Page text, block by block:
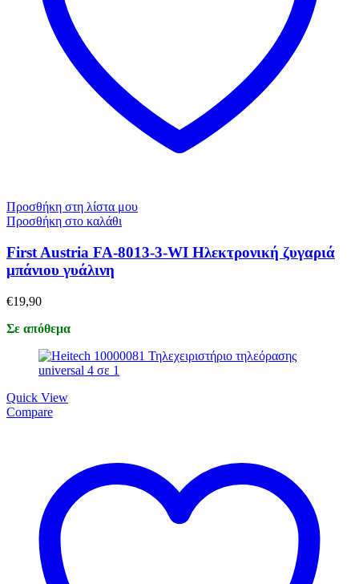
Προσθήκη στη λίστα μου
Προσθήκη στο καλάθι
First Austria FA-8013-3-WI Ηλεκτρονική ζυγαριά
μπάνιου γυάλινη
€19,90
Σε απόθεμα
Quick View
Compare